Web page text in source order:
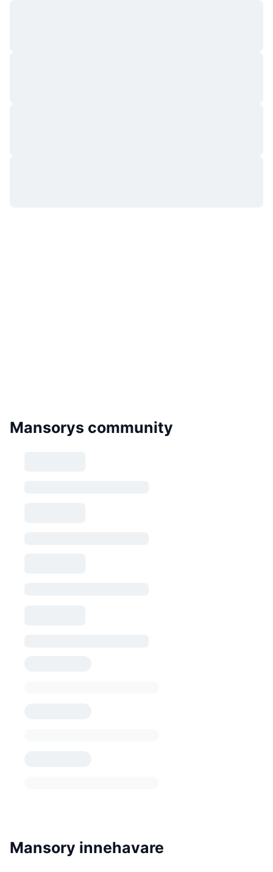
Mansorys community
Mansory innehavare